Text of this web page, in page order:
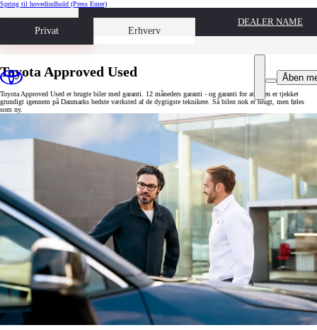
Spring til hovedindhold (Press Enter)
Privat Erhverv
Book prøvetur
DEALER NAME
Åben
Toyota Approved Used
Toyota Approved Used er brugte biler med garanti. 12 måneders garanti - og garanti for at bilen er tjekket
grundigt igennem på Danmarks bedste værksted af de dygtigste teknikere. Så bilen nok er brugt, men føles
som ny.